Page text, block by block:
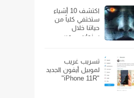
اكتشف 10 أشياء
ستختفي كلياً من
حياتنا خلال
سنوات… من
تسريب غريب
لموبيل أيفون الجديد
"iPhone 11R"